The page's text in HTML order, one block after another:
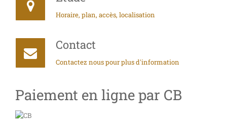
Horaire, plan, accès, localisation
Contact
Contactez nous pour plus d'information
Paiement en ligne par CB